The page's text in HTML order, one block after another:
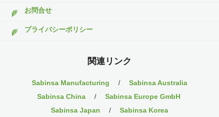
お問合せ
プライバシーポリシー
関連リンク
Sabinsa Manufacturing /
Sabinsa Australia
Sabinsa China
/
Sabinsa Europe GmbH
Sabinsa Japan
/ Sabinsa Korea